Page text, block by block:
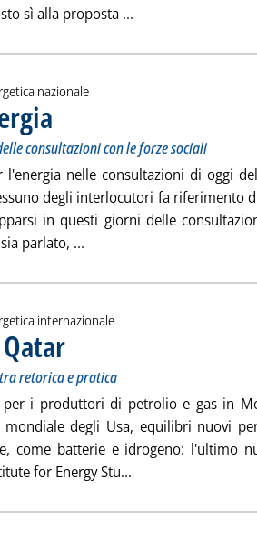
sì alla proposta ...
nazionale
consultazioni con le forze sociali
l'energia nelle consultazioni di oggi
degli interlocutori fa riferimento
in questi giorni delle
parlato, ...
internazionale
. Sottotitolo: I tempi della transizione tra
. Pubblicata martedì 09 febbraio 2021 alle
retorica e pratica
i produttori di petrolio e gas in
degli Usa, equilibri nuovi
come batterie e idrogeno: l'ultimo
for Energy Stu...